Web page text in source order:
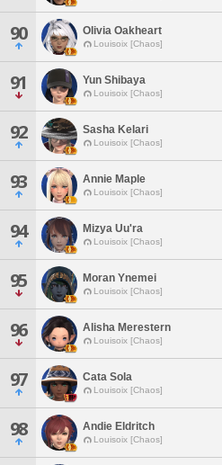
90 Olivia Oakheart
Louisoix [Chaos]
91 Yun Shibaya
Louisoix [Chaos]
92 Sasha Kelari
Louisoix [Chaos]
93 Annie Maple
Louisoix [Chaos]
94 Mizya Uu'ra
Louisoix [Chaos]
95 Moran Ynemei
Louisoix [Chaos]
96 Alisha Merestern
Louisoix [Chaos]
97 Cata Sola
Louisoix [Chaos]
98 Andie Eldritch
Louisoix [Chaos]